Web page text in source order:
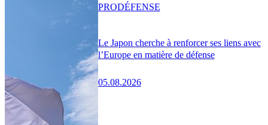
Le Japon cherche à renforcer ses liens avec
l’Europe en matière de défense
05.08.2026
PRODÉFENSE